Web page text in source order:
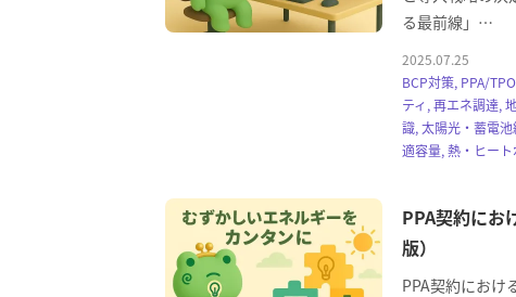
る最前線」…
2025.07.25
BCP対策, PPA/
ティ, 再エネ調達,
識, 太陽光・蓄電
適容量, 熱・ヒー
PPA契約にお
版）
PPA契約におけ